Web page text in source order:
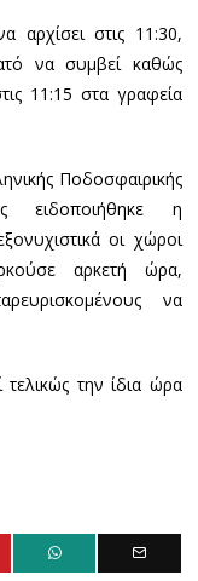
αρχίσει στις 11:30,
να συμβεί καθώς
11:15 στα γραφεία
Ποδοσφαιρικής
ειδοποιήθηκε η
οι χώροι
αρκετή ώρα,
να
την ίδια ώρα